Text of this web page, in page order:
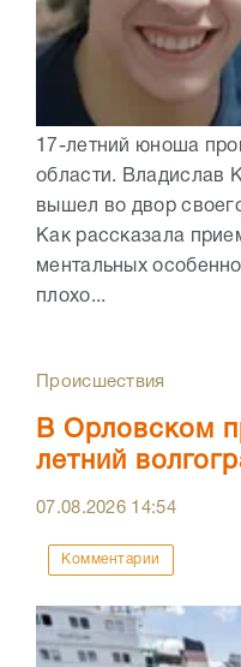
17-летний юноша
области. Владислав
вышел во двор
Как рассказала
ментальных
плохо...
Происшествия
В Орловском
летний
07.08.2026 14:54
Комментарии